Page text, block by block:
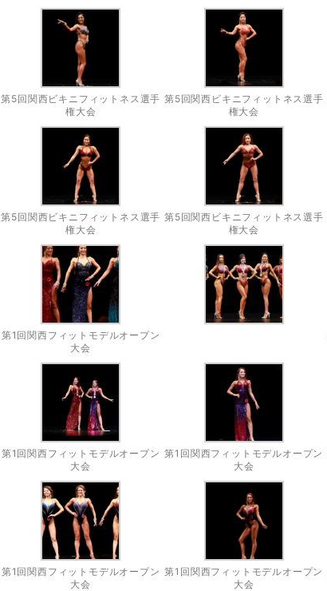
第5回関西ビキニフィットネス選手
権大会
第5回関西ビキニフィットネス選手
権大会
第5回関西ビキニフィットネス選手
権大会
第5回関西ビキニフィットネス選手
権大会
第1回関西フィットモデルオープン
大会
第1回関西フィットモデルオープン
大会
第1回関西フィットモデルオープン
大会
第1回関西フィットモデルオープン
大会
第1回関西フィットモデルオープン
大会